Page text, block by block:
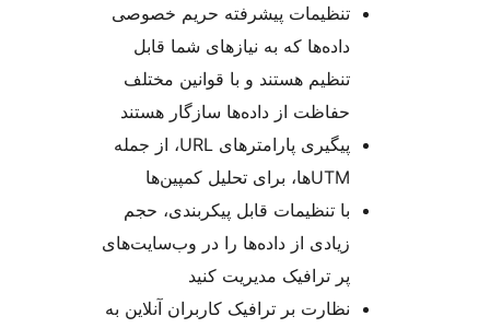
تنظیمات پیشرفته حریم خصوصی
داده‌ها که به نیازهای شما قابل
تنظیم هستند و با قوانین مختلف
حفاظت از داده‌ها سازگار هستند
پیگیری پارامترهای URL، از جمله
با تنظیمات قابل پیکربندی، حجم
زیادی از داده‌ها را در وب‌سایت‌های
پر ترافیک مدیریت کنید
نظارت بر ترافیک کاربران آنلاین به